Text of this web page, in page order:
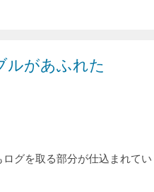
ルがあふれた
グを取る部分が仕込まれてい